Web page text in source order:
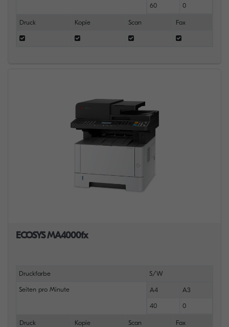
60 0
Druck Kopie Scan Fax
ECOSYS MA4000fx
Druckfarbe S/W
Seiten pro Minute A4 A3
40 0
Druck Kopie Scan Fax